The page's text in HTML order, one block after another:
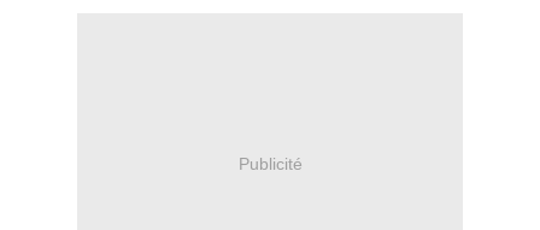
Publicité